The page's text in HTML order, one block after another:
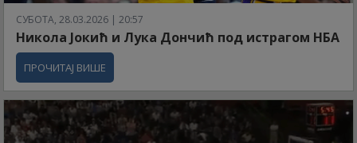
СУБОТА, 28.03.2026 | 20:57
Никола Јокић и Лука Дончић под истрагом НБА
ПРОЧИТАЈ ВИШЕ